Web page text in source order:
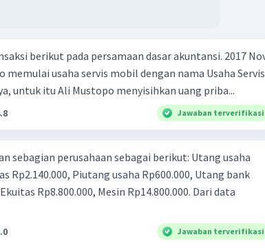
berikut pada persamaan dasar akuntansi. 2017 Nov
memulai usaha servis mobil dengan nama Usaha Servis
untuk itu Ali Mustopo menyisihkan uang priba...
Jawaban terverifikasi
sebagian perusahaan sebagai berikut: Utang usaha
Rp2.140.000, Piutang usaha Rp600.000, Utang bank
Rp8.800.000, Mesin Rp14.800.000. Dari data
Jawaban terverifikasi